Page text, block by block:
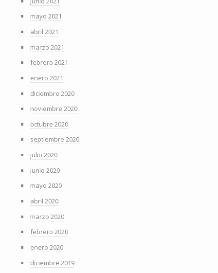
mayo 2021
abril 2021
marzo 2021
febrero 2021
enero 2021
diciembre 2020
noviembre 2020
octubre 2020
septiembre 2020
julio 2020
junio 2020
mayo 2020
abril 2020
marzo 2020
febrero 2020
enero 2020
diciembre 2019